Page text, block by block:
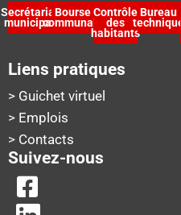
Secrétariat
municipal
Bourse
communale
Contrôle
des
habitants
Bureau
technique
Liens pratiques
> Guichet virtuel
> Emplois
> Contacts
Suivez-nous